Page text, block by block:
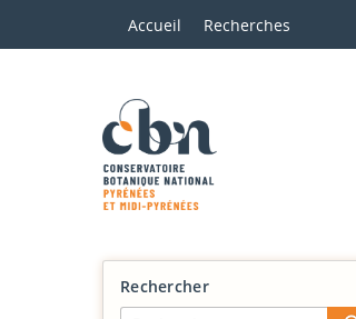
Accueil Recherches
Rechercher